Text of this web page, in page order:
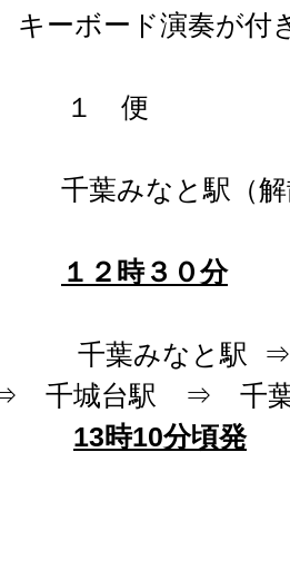
キーボード演奏が付
１ 便
葉みなと駅（解
１２時３０分
と駅 ⇒ 県
⇒ 千城台駅 ⇒ 千
13時10分頃発